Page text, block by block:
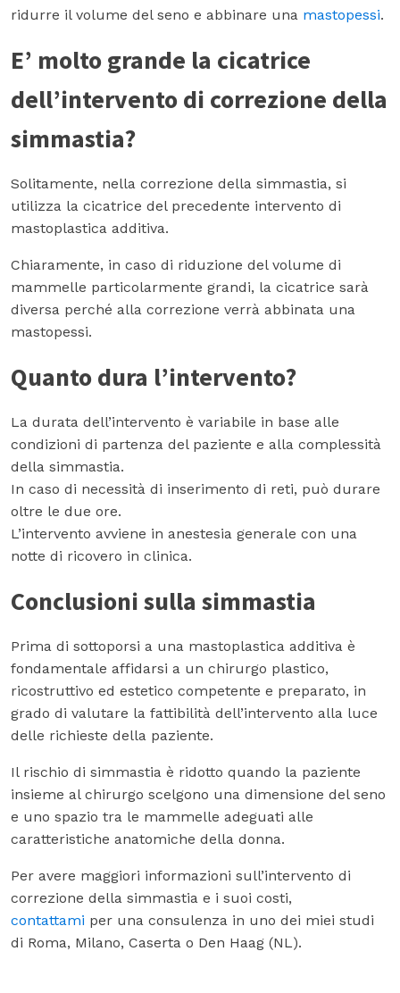
ridurre il volume del seno e abbinare una mastopessi.
E’ molto grande la cicatrice
dell’intervento di correzione della
simmastia?
Solitamente, nella correzione della simmastia, si
utilizza la cicatrice del precedente intervento di
mastoplastica additiva.
Chiaramente, in caso di riduzione del volume di
mammelle particolarmente grandi, la cicatrice sarà
diversa perché alla correzione verrà abbinata una
mastopessi.
Quanto dura l’intervento?
La durata dell’intervento è variabile in base alle
condizioni di partenza del paziente e alla complessità
della simmastia.
In caso di necessità di inserimento di reti, può durare
oltre le due ore.
L’intervento avviene in anestesia generale con una
notte di ricovero in clinica.
Conclusioni sulla simmastia
Prima di sottoporsi a una mastoplastica additiva è
fondamentale affidarsi a un chirurgo plastico,
ricostruttivo ed estetico competente e preparato, in
grado di valutare la fattibilità dell’intervento alla luce
delle richieste della paziente.
Il rischio di simmastia è ridotto quando la paziente
insieme al chirurgo scelgono una dimensione del seno
e uno spazio tra le mammelle adeguati alle
caratteristiche anatomiche della donna.
Per avere maggiori informazioni sull’intervento di
correzione della simmastia e i suoi costi,
contattami per una consulenza in uno dei miei studi
di Roma, Milano, Caserta o Den Haag (NL).